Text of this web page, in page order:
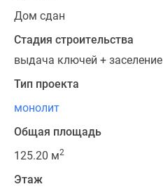
Дом сдан
Стадия строительства
выдача ключей + заселение
Тип проекта
монолит
Общая площадь
125.20 м2
Этаж